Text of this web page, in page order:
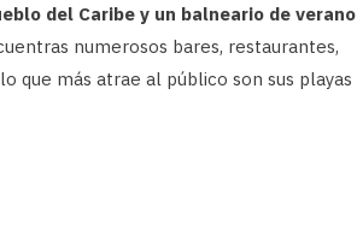
del Caribe y un balneario de verano
numerosos bares, restaurantes,
que más atrae al público son sus playas